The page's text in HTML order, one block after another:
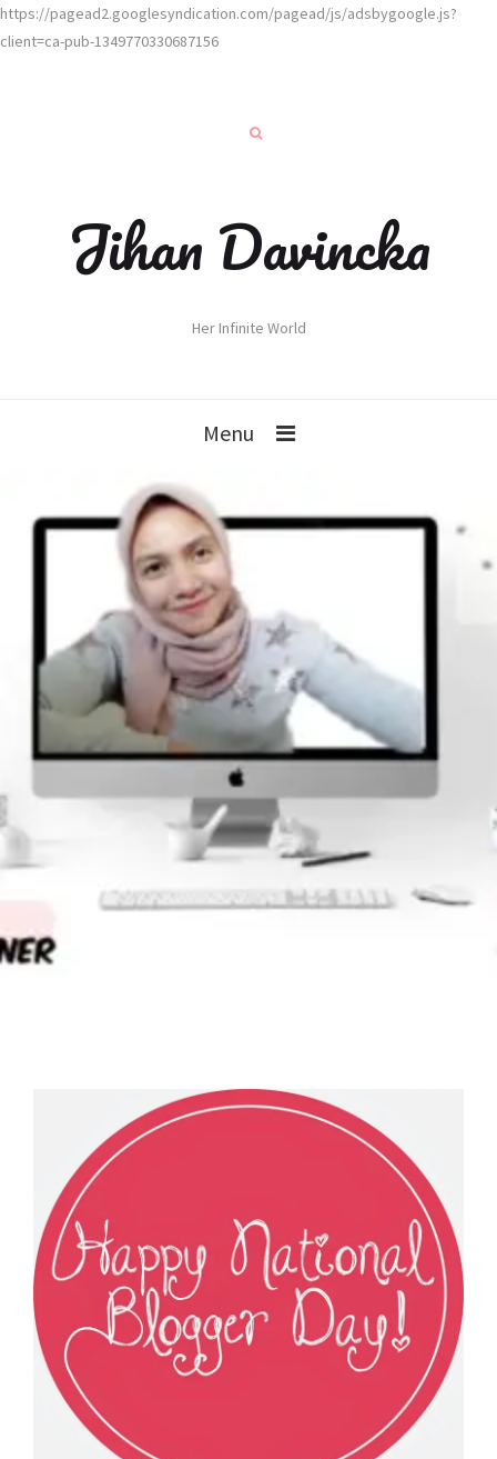
https://pagead2.googlesyndication.com/pagead/js/adsbygoogle.js?
client=ca-pub-1349770330687156
Jihan Davincka
Her Infinite World
Menu